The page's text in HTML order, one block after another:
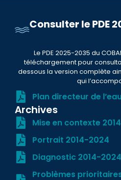
Consulter le PDE
Le PDE 2025-2035 du
téléchargement pour
dessous la version complète
qui
Plan directeur de
Archives
Mise en contexte
Portrait 2014-2024
Diagnostic 2014-2024
Problèmes